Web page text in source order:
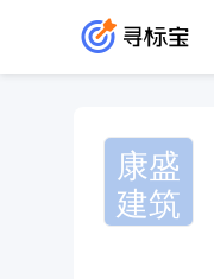
康盛
建筑